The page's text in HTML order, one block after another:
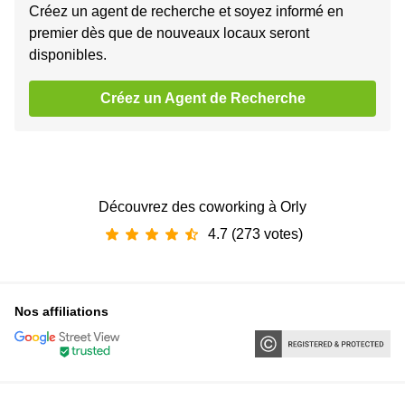
Créez un agent de recherche et soyez informé en
premier dès que de nouveaux locaux seront
disponibles.
Créez un Agent de Recherche
Découvrez des coworking à Orly
4.7 (273 votes)
Nos affiliations